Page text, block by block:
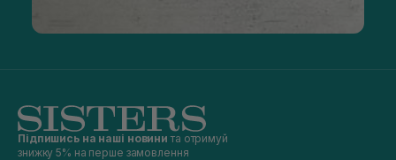
Підпишись на наші новини та отримуй
знижку 5% на перше замовлення